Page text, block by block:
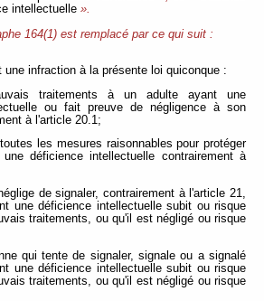
intellectuelle».
164(1) est remplacé par ce qui suit :
une infraction à la présente loi quiconque :
traitements à un adulte ayant une
ou fait preuve de négligence à son
à l'article 20.1;
les mesures raisonnables pour protéger
déficience intellectuelle contrairement à
de signaler, contrairement à l'article 21,
une déficience intellectuelle subit ou risque
traitements, ou qu'il est négligé ou risque
qui tente de signaler, signale ou a signalé
une déficience intellectuelle subit ou risque
traitements, ou qu'il est négligé ou risque